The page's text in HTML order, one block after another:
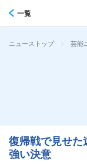
一覧
ニューストップ > 芸能
復帰戦で見せ
強い決意